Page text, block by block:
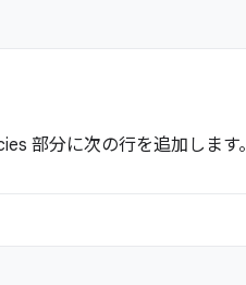
部分に次の行を追加します。